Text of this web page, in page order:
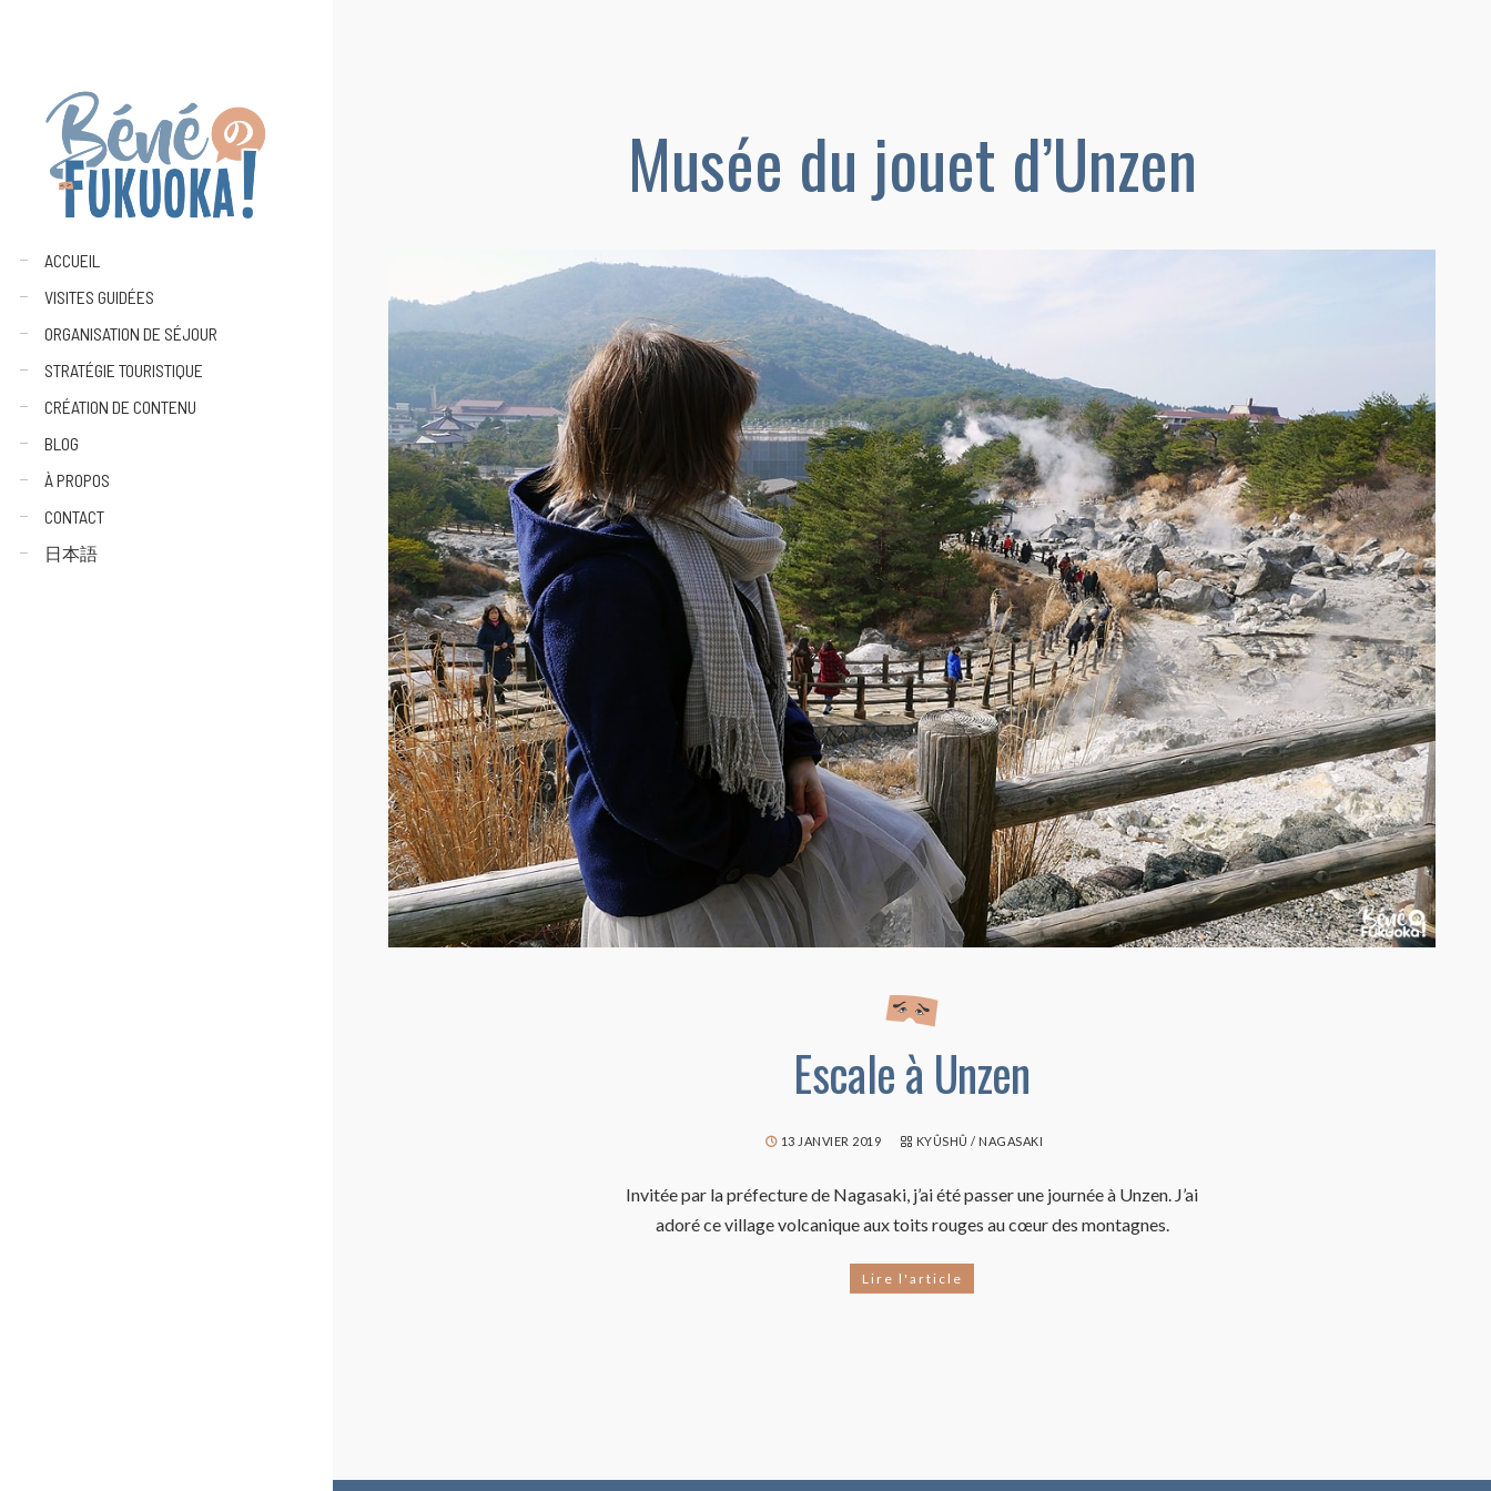
ACCUEIL
VISITES GUIDÉES
ORGANISATION DE SÉJOUR
STRATÉGIE TOURISTIQUE
CRÉATION DE CONTENU
BLOG
À PROPOS
CONTACT
日本語
Musée du jouet d’Unzen
Escale à Unzen
13 JANVIER 2019 KYÛSHÛ / NAGASAKI
Invitée par la préfecture de Nagasaki, j’ai été passer une journée à Unzen. J’ai
adoré ce village volcanique aux toits rouges au cœur des montagnes.
Lire l'article